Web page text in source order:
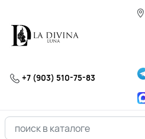
+7 (903) 510-75-83